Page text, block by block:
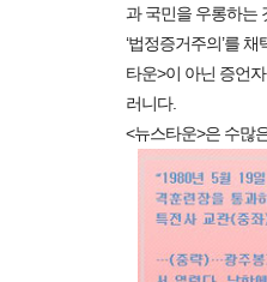
과 국민을 우롱하는
‘법정증거주의’를
타운>이 아닌 증언
러니다.
<뉴스타운>은 수많